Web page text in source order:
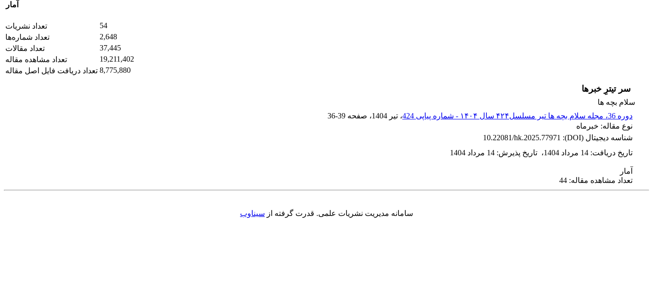
آمار
تعداد نشریات
54
تعداد شماره‌ها
2,648
تعداد مقالات
37,445
تعداد مشاهده مقاله
19,211,402
تعداد دریافت فایل اصل مقاله 8,775,880
سر تیترِ خبرها
سلام بچه ها
دوره 36، مجله سلام بچه ها تیر مسلسل۴۲۴ سال ۱۴۰۴ - شماره پیاپی 424
، تیر 1404 ، صفحه 36-39
نوع مقاله: خبرماه
شناسه دیجیتال (DOI):
10.22081/hk.2025.77971
تاریخ دریافت: 14 مرداد 1404 ، تاریخ پذیرش: 14 مرداد 1404
آمار
تعداد مشاهده مقاله: 44
سامانه مدیریت نشریات علمی. قدرت گرفته از سیناوب